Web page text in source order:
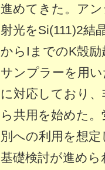
進めてきた。ア
射光をSi(111)2結
からIまでのK殻
サンプラーを用
に対応しており
ら共用を始めた
別への利用を想
基礎検討が進め